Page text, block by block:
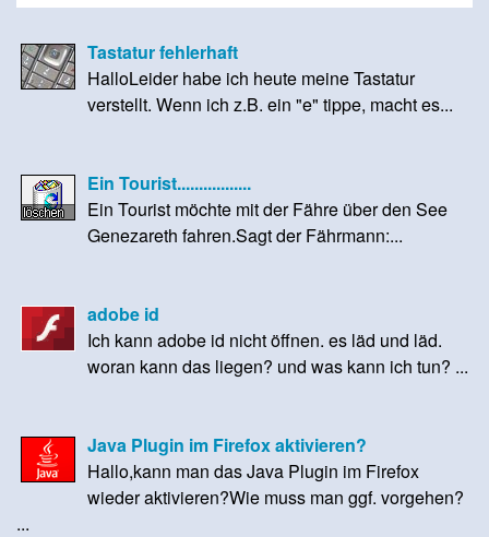
Tastatur fehlerhaft
HalloLeider habe ich heute meine Tastatur
verstellt. Wenn ich z.B. ein "e" tippe, macht es...
Ein Tourist.................
Ein Tourist möchte mit der Fähre über den See
Genezareth fahren.Sagt der Fährmann:...
adobe id
Ich kann adobe id nicht öffnen. es läd und läd.
woran kann das liegen? und was kann ich tun? ...
Java Plugin im Firefox aktivieren?
Hallo,kann man das Java Plugin im Firefox
wieder aktivieren?Wie muss man ggf. vorgehen?
...